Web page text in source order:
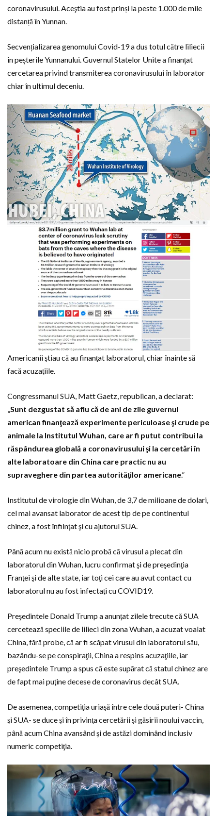
coronavirusului. Aceştia au fost prinși la peste 1.000 de mile
distanță în Yunnan.
Secvențializarea genomului Covid-19 a dus totul către liliecii
în peșterile Yunnanului. Guvernul Statelor Unite a finanțat
cercetarea privind transmiterea coronavirusului în laborator
chiar în ultimul deceniu.
Americanii ştiau că au finanţat laboratorul, chiar înainte să
facă acuzaţiile.
Congressmanul SUA, Matt Gaetz, republican, a declarat:
Sunt dezgustat să aflu că de ani de zile guvernul
american finanţează experimente periculoase şi crude pe
animale la Institutul Wuhan, care ar fi putut contribui la
răspândurea globală a coronavirusului şi la cercetări în
alte laboratoare din China care practic nu au
supraveghere din partea autorităţilor americane.”
Institutul de virologie din Wuhan, de 3,7 de milioane de dolari,
cel mai avansat laborator de acest tip de pe continentul
chinez, a fost înfiinţat şi cu ajutorul SUA.
Până acum nu există nicio probă că virusul a plecat din
laboratorul din Wuhan, lucru confirmat şi de preşedinţia
Franţei şi de alte state, iar toţi cei care au avut contact cu
laboratorul nu au fost infectaţi cu COVID19.
Preşedintele Donald Trump a anunţat zilele trecute că SUA
cercetează speciile de lilieci din zona Wuhan, a acuzat voalat
China, fără probe, că ar fi scăpat virusul din laboratorul său,
bazându-se pe conspiraţii, China a respins acuzaţiile, iar
preşedintele Trump a spus că este supărat că statul chinez are
de fapt mai puţine decese de coronavirus decât SUA.
De asemenea, competiţia uriaşă între cele două puteri- China
şi SUA- se duce şi în privinţa cercetării şi găsirii noului vaccin,
până acum China avansând şi de astăzi dominând inclusiv
numeric competiţia.